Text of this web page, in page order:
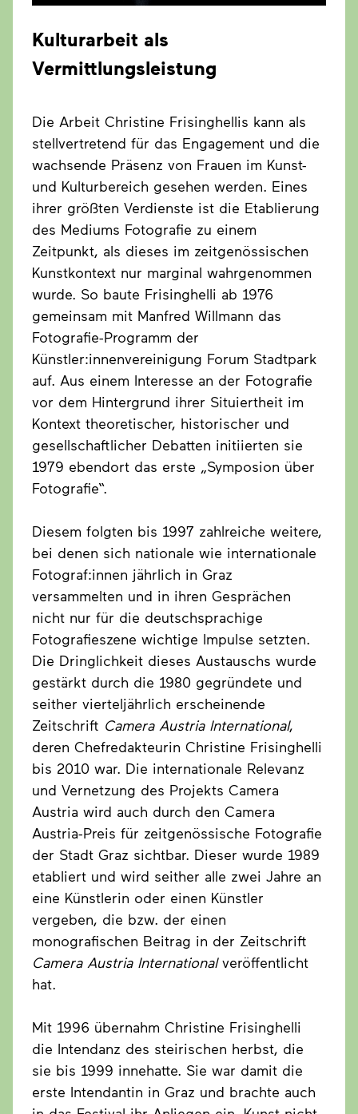
Kulturarbeit als
Vermittlungsleistung
Die Arbeit Christine Frisinghellis kann als
stellvertretend für das Engagement und die
wachsende Präsenz von Frauen im Kunst-
und Kulturbereich gesehen werden. Eines
ihrer größten Verdienste ist die Etablierung
des Mediums Fotografie zu einem
Zeitpunkt, als dieses im zeitgenössischen
Kunstkontext nur marginal wahrgenommen
wurde. So baute Frisinghelli ab 1976
gemeinsam mit Manfred Willmann das
Fotografie-Programm der
Künstler:innenvereinigung Forum Stadtpark
auf. Aus einem Interesse an der Fotografie
vor dem Hintergrund ihrer Situiertheit im
Kontext theoretischer, historischer und
gesellschaftlicher Debatten initiierten sie
1979 ebendort das erste „Symposion über
Fotografie“.
Diesem folgten bis 1997 zahlreiche weitere,
bei denen sich nationale wie internationale
Fotograf:innen jährlich in Graz
versammelten und in ihren Gesprächen
nicht nur für die deutschsprachige
Fotografieszene wichtige Impulse setzten.
Die Dringlichkeit dieses Austauschs wurde
gestärkt durch die 1980 gegründete und
seither vierteljährlich erscheinende
Zeitschrift Camera Austria International,
deren Chefredakteurin Christine Frisinghelli
bis 2010 war. Die internationale Relevanz
und Vernetzung des Projekts Camera
Austria wird auch durch den Camera
Austria-Preis für zeitgenössische Fotografie
der Stadt Graz sichtbar. Dieser wurde 1989
etabliert und wird seither alle zwei Jahre an
eine Künstlerin oder einen Künstler
vergeben, die bzw. der einen
monografischen Beitrag in der Zeitschrift
Camera Austria Internationalveröffentlicht
hat.
Mit 1996 übernahm Christine Frisinghelli
die Intendanz des steirischen herbst, die
sie bis 1999 innehatte. Sie war damit die
erste Intendantin in Graz und brachte auch